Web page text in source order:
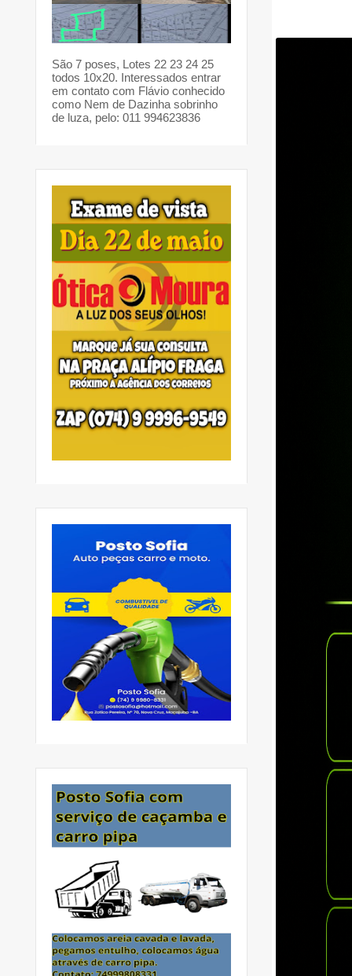
São 7 poses, Lotes 22 23 24 25
todos 10x20. Interessados entrar
em contato com Flávio conhecido
como Nem de Dazinha sobrinho
de luza, pelo: 011 994623836